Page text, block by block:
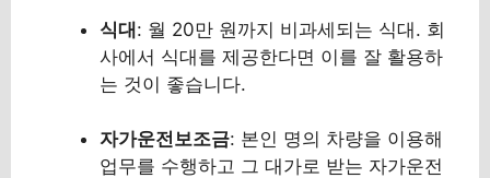
식대: 월 20만 원까지 비과세되는 식대. 회
사에서 식대를 제공한다면 이를 잘 활용하
는 것이 좋습니다.
자가운전보조금: 본인 명의 차량을 이용해
업무를 수행하고 그 대가로 받는 자가운전